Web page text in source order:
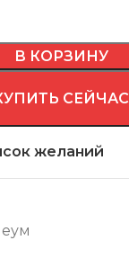
В КОРЗИНУ
СЕЙЧАС
желаний